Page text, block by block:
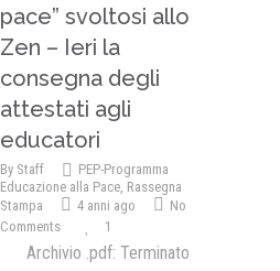
pace” svoltosi allo
Zen – Ieri la
consegna degli
attestati agli
educatori
By Staff
PEP-Programma
Educazione alla Pace, Rassegna
Stampa
4 anni ago
No
Comments
1
Archivio .pdf: Terminato